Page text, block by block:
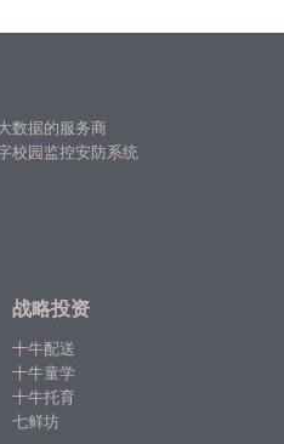
数据的服务商
校园监控安防系统
战略投资
十牛配送
十牛童学
十牛托育
七鲜坊